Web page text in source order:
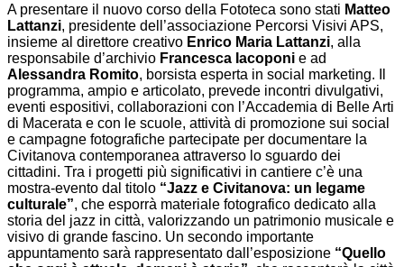
A presentare il nuovo corso della Fototeca sono stati Matteo
Lattanzi, presidente dell’associazione Percorsi Visivi APS,
insieme al direttore creativo Enrico Maria Lattanzi, alla
responsabile d’archivio Francesca Iacoponi e ad
Alessandra Romito, borsista esperta in social marketing. Il
programma, ampio e articolato, prevede incontri divulgativi,
eventi espositivi, collaborazioni con l’Accademia di Belle Arti
di Macerata e con le scuole, attività di promozione sui social
e campagne fotografiche partecipate per documentare la
Civitanova contemporanea attraverso lo sguardo dei
cittadini. Tra i progetti più significativi in cantiere c’è una
mostra-evento dal titolo “Jazz e Civitanova: un legame
culturale”, che esporrà materiale fotografico dedicato alla
storia del jazz in città, valorizzando un patrimonio musicale e
visivo di grande fascino. Un secondo importante
appuntamento sarà rappresentato dall’esposizione “Quello